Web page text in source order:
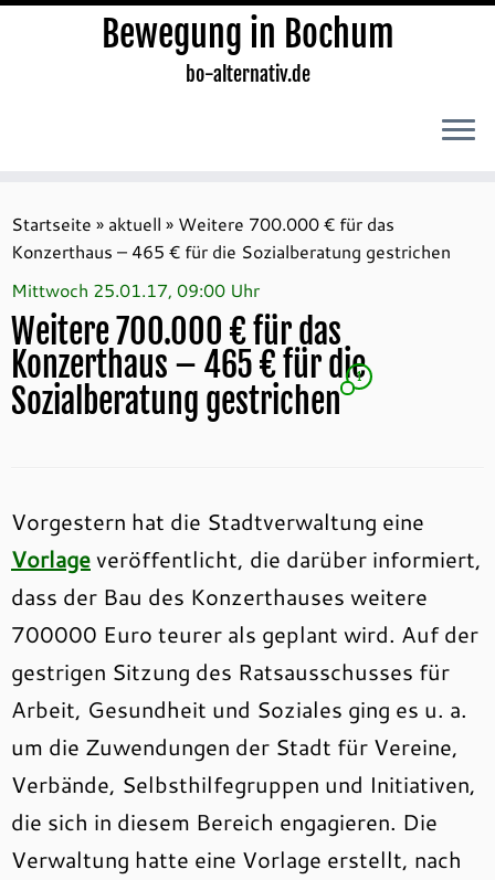
Inhalt
springen
Bewegung in Bochum
bo-alternativ.de
Startseite » aktuell » Weitere 700.000 € für das
Konzerthaus – 465 € für die Sozialberatung gestrichen
Mittwoch 25.01.17, 09:00 Uhr
Weitere 700.000 € für das
Konzerthaus – 465 € für die
Sozialberatung gestrichen
1
Vorgestern hat die Stadtverwaltung eine
Vorlageveröffentlicht, die darüber informiert,
dass der Bau des Konzerthauses weitere
700000 Euro teurer als geplant wird. Auf der
gestrigen Sitzung des Ratsausschusses für
Arbeit, Gesundheit und Soziales ging es u. a.
um die Zuwendungen der Stadt für Vereine,
Verbände, Selbsthilfegruppen und Initiativen,
die sich in diesem Bereich engagieren. Die
Verwaltung hatte eine Vorlage erstellt, nach